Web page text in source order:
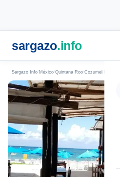
sargazo.info
Sargazo Info México Quintana Roo Cozumel